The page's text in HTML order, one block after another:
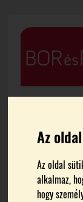
Az
Az oldal
alkalmaz,
hogy
FŐOLDAL